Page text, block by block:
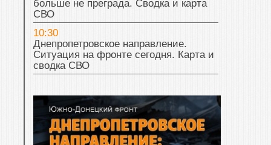
больше не преграда. Сводка и карта
СВО
10:30
Днепропетровское направление.
Ситуация на фронте сегодня. Карта и
сводка СВО